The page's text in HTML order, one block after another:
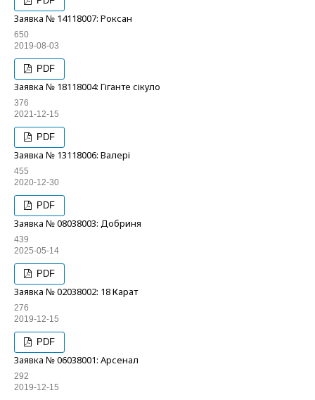
Заявка № 14118007: Роксан
650
2019-08-03
PDF
Заявка № 18118004: Гіганте сікуло
376
2021-12-15
PDF
Заявка № 13118006: Валері
455
2020-12-30
PDF
Заявка № 08038003: Добриня
439
2025-05-14
PDF
Заявка № 02038002: 18 Карат
276
2019-12-15
PDF
Заявка № 06038001: Арсенал
292
2019-12-15